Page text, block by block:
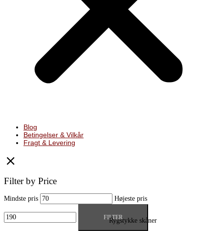
Rygstykke skåner
Blog
Betingelser & Vilkår
Fragt & Levering
Filter by Price
Mindste pris Højeste pris
FILTER